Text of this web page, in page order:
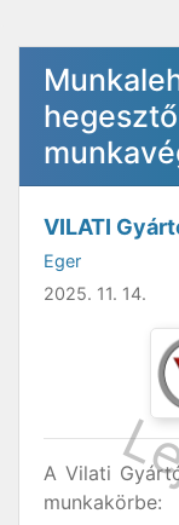
VILATI
Eger
2025. 11. 14.
A Vilati
munkakörbe: